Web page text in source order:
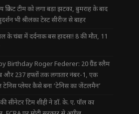
क्रिकेट टीम को लगा बड़ा झटका, बुमराह के बाद
भी श्रीलंका टेस्ट सीरीज से बाहर
के चंबा में दर्दनाक बस हादसा! 8 की मौत, 11
Birthday Roger Federer: 20 ग्रैंड स्लैम
और 237 हफ्तों तक लगातार नंबर-1, एक
प्लेयर कैसे बना ‘टेनिस का जेंटलमैन’
सीनेटर टिम शीही ने डॉ. के. ए. पॉल का